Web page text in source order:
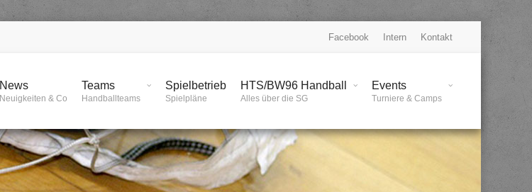
Facebook Intern Kontakt
News
Neuigkeiten & Co
Teams
Handballteams
Spielbetrieb
Spielpläne
HTS/BW96 Handball
Alles über die SG
Events
Turniere & Camps